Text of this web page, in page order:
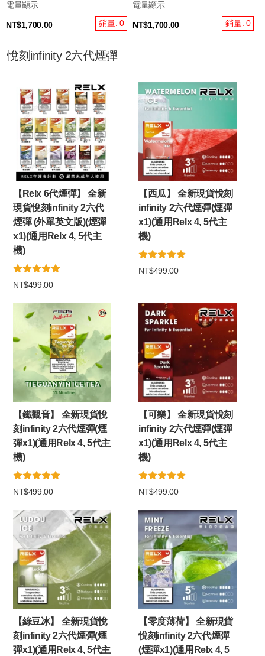
電量顯示
NT$1,700.00 銷量: 0
電量顯示
NT$1,700.00 銷量: 0
悅刻infinity 2六代煙彈
【Relx 6代煙彈】 全新
現貨悅刻infinity 2六代
煙彈 (外單英文版)(煙彈
x1)(通用Relx 4, 5代主
機)
NT$499.00
【西瓜】 全新現貨悅刻
infinity 2六代煙彈(煙彈
x1)(通用Relx 4, 5代主
機)
NT$499.00
【鐵觀音】 全新現貨悅
刻infinity 2六代煙彈(煙
彈x1)(通用Relx 4, 5代主
機)
NT$499.00
【可樂】 全新現貨悅刻
infinity 2六代煙彈(煙彈
x1)(通用Relx 4, 5代主
機)
NT$499.00
【綠豆冰】 全新現貨悅
刻infinity 2六代煙彈(煙
彈x1)(通用Relx 4, 5代主
【零度薄荷】 全新現貨
悅刻infinity 2六代煙彈
(煙彈x1)(通用Relx 4, 5